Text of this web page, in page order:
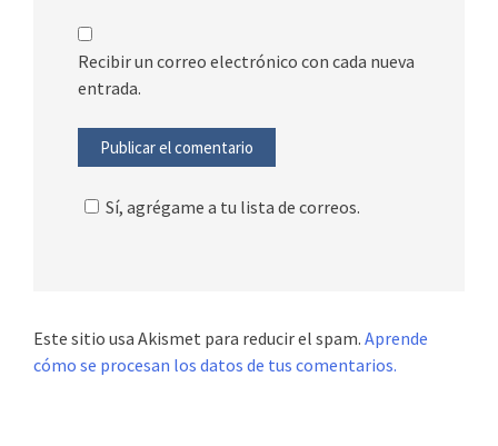
Recibir un correo electrónico con cada nueva
entrada.
Sí, agrégame a tu lista de correos.
Este sitio usa Akismet para reducir el spam. Aprende
cómo se procesan los datos de tus comentarios.